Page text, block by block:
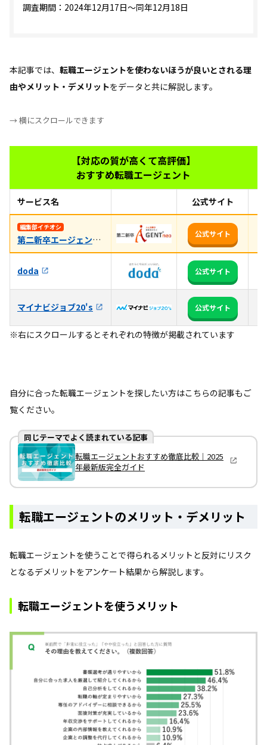
調査期間：2024年12月17日〜同年12月18日
本記事では、 転職エージェントを使わないほうが良いとされる理
由やメリット・デメリットをデータと共に解説します。
→ 横にスクロールできます
【対応の質が高くて高評価】
おすすめ転職エージェント
サービス名 公式サイト
編集部イチオシ
第二新卒エージェントneo
公式サイト
doda 公式サイト
マイナビジョブ20's 公式サイト
※右にスクロールするとそれぞれの特徴が掲載されています
自分に合った転職エージェントを探したい方はこちらの記事もご
覧ください。
同じテーマでよく読まれている記事
転職エージェントおすすめ徹底比較｜2025
年最新版完全ガイド
転職エージェントのメリット・デメリット
転職エージェントを使うことで得られるメリットと反対にリスク
となるデメリットをアンケート結果から解説します。
転職エージェントを使うメリット